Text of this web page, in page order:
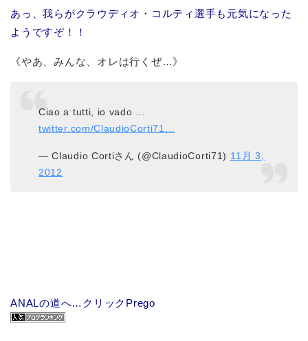
あっ、我らがクラウディオ・コルティ選手も元気になった
ようですぞ！！
《やあ、みんな、オレは行くぜ…》
Ciao a tutti, io vado …
twitter.com/ClaudioCorti71…
— Claudio Cortiさん (@ClaudioCorti71) 11月 3,
2012
ANALの道へ…クリックPrego